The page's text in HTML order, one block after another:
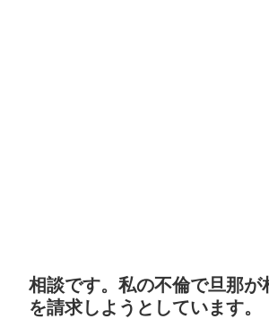
相談です。私の不倫で旦那が
を請求しようとしています。